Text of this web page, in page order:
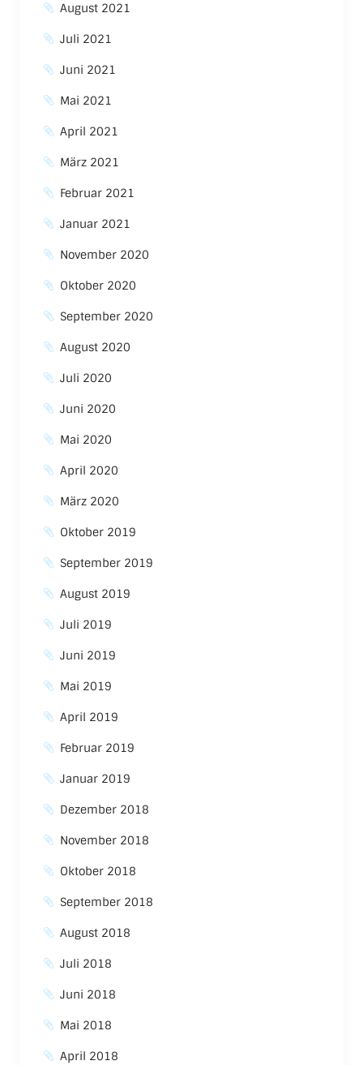
August 2021
Juli 2021
Juni 2021
Mai 2021
April 2021
März 2021
Februar 2021
Januar 2021
November 2020
Oktober 2020
September 2020
August 2020
Juli 2020
Juni 2020
Mai 2020
April 2020
März 2020
Oktober 2019
September 2019
August 2019
Juli 2019
Juni 2019
Mai 2019
April 2019
Februar 2019
Januar 2019
Dezember 2018
November 2018
Oktober 2018
September 2018
August 2018
Juli 2018
Juni 2018
Mai 2018
April 2018